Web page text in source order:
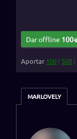
Dar offline 100
Aportar 100 | 500 |
MARLOVELY